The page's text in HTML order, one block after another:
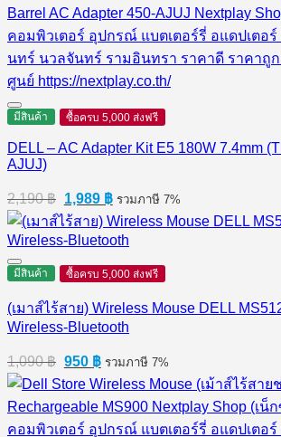
3,290 ฿.2,190 ฿.
มีสินค้า ซื้อครบ 5,000 ส่งฟรี
DELL – AC Adapter Kit E5 180W 7.4mm
AJUJ)
2,190฿ Original
price
was:
2,190 ฿.
1,989 ฿Current
price
is:
1,989 ฿.
รวมภาษี 7%
มีสินค้า ซื้อครบ 5,000 ส่งฟรี
(เมาส์ไร้สาย) Wireless Mouse DELL
Wireless-Bluetooth
1,090฿ Original
price
was:
1,090 ฿.
950 ฿Current
price
is:
950 ฿.
รวมภาษี 7%